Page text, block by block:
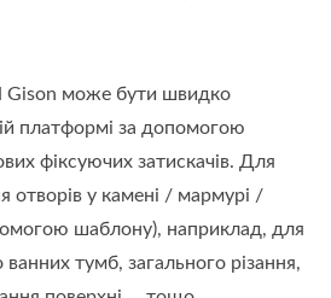
Gison може бути швидко
платформі за допомогою
фіксуючих затискачів. Для
отворів у камені / мармурі /
шаблону), наприклад, для
тумб, загального різання,